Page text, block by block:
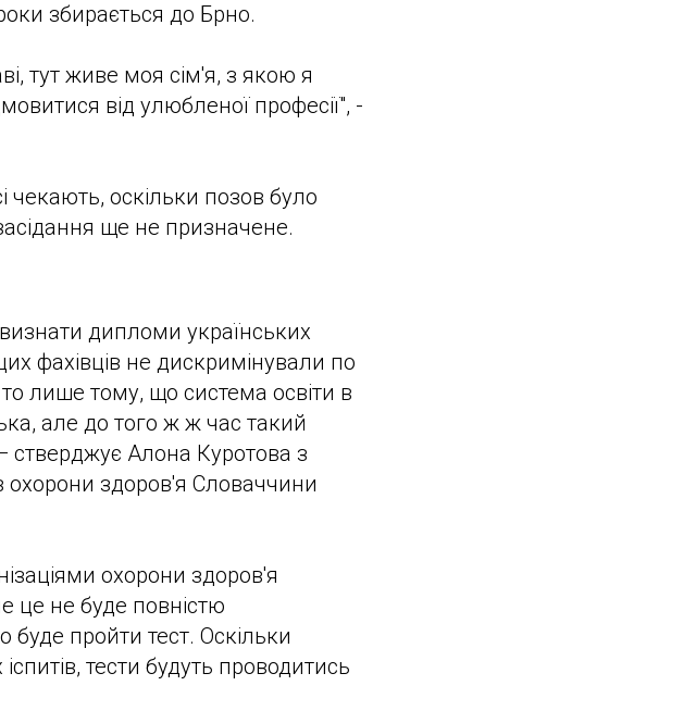
збирається до Брно.
тут живе моя сім'я, з якою я
від улюбленої професії", -
чекають, оскільки позов було
ще не призначене.
дипломи українських
фахівців не дискримінували по
лише тому, що система освіти в
але до того ж ж час такий
стверджує Алона Куротова з
охорони здоров'я Словаччини
охорони здоров'я
це не буде повністю
пройти тест. Оскільки
тести будуть проводитись